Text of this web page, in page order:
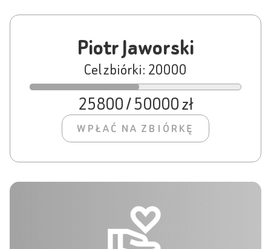
Piotr Jaworski
Cel zbiórki: 20000
25800 / 50000 zł
WPŁAĆ NA ZBIÓRKĘ